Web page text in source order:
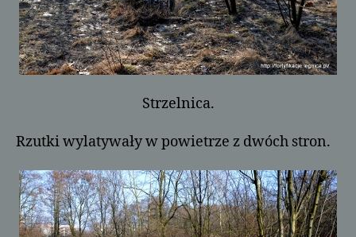
Strzelnica.
Rzutki wylatywały w powietrze z dwóch stron.